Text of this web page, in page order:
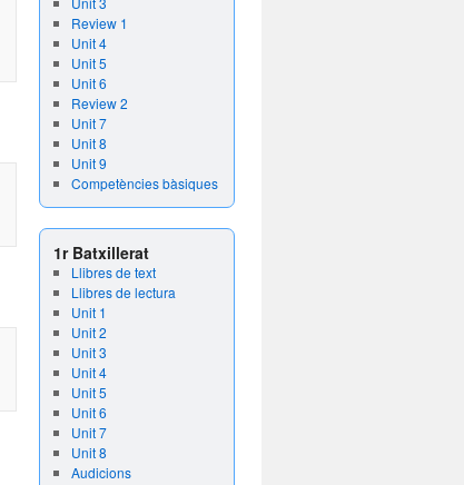
Review 1
Unit 4
Unit 5
Unit 6
Review 2
Unit 7
Unit 8
Unit 9
Competències bàsiques
1r Batxillerat
Llibres de text
Llibres de lectura
Unit 1
Unit 2
Unit 3
Unit 4
Unit 5
Unit 6
Unit 7
Unit 8
Audicions